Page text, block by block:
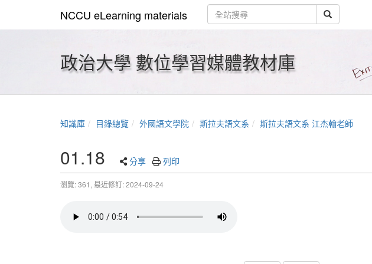
NCCU eLearning materials
政治大學 數位學習媒體教材庫
知識庫 目錄總覽 外國語文學院 斯拉夫語文系 斯拉夫語文系 江杰翰老師
01.18 分享 列印
瀏覽: 361, 最近修訂: 2024-09-24